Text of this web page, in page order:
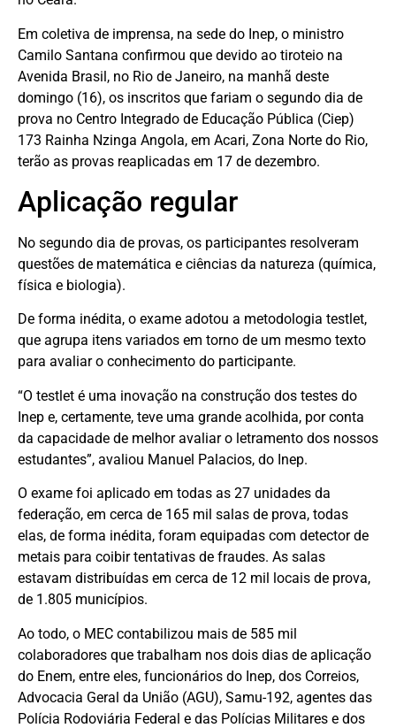
Em coletiva de imprensa, na sede do Inep, o ministro
Camilo Santana confirmou que devido ao tiroteio na
Avenida Brasil, no Rio de Janeiro, na manhã deste
domingo (16), os inscritos que fariam o segundo dia de
prova no Centro Integrado de Educação Pública (Ciep)
173 Rainha Nzinga Angola, em Acari, Zona Norte do Rio,
terão as provas reaplicadas em 17 de dezembro.
Aplicação regular
No segundo dia de provas, os participantes resolveram
questões de matemática e ciências da natureza (química,
física e biologia).
De forma inédita, o exame adotou a metodologia testlet,
que agrupa itens variados em torno de um mesmo texto
para avaliar o conhecimento do participante.
“O testlet é uma inovação na construção dos testes do
Inep e, certamente, teve uma grande acolhida, por conta
da capacidade de melhor avaliar o letramento dos nossos
estudantes”, avaliou Manuel Palacios, do Inep.
O exame foi aplicado em todas as 27 unidades da
federação, em cerca de 165 mil salas de prova, todas
elas, de forma inédita, foram equipadas com detector de
metais para coibir tentativas de fraudes. As salas
estavam distribuídas em cerca de 12 mil locais de prova,
de 1.805 municípios.
Ao todo, o MEC contabilizou mais de 585 mil
colaboradores que trabalham nos dois dias de aplicação
do Enem, entre eles, funcionários do Inep, dos Correios,
Advocacia Geral da União (AGU), Samu-192, agentes das
Polícia Rodoviária Federal e das Polícias Militares e dos